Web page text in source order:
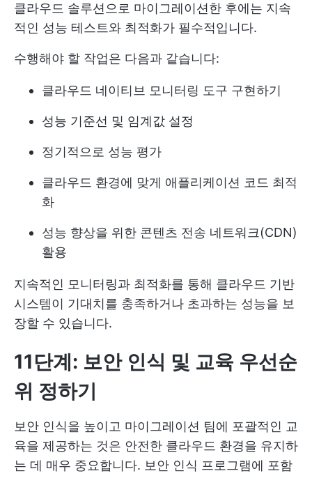
클라우드 솔루션으로 마이그레이션한 후에는 지속
적인 성능 테스트와 최적화가 필수적입니다.
수행해야 할 작업은 다음과 같습니다:
클라우드 네이티브 모니터링 도구 구현하기
성능 기준선 및 임계값 설정
정기적으로 성능 평가
클라우드 환경에 맞게 애플리케이션 코드 최적
화
성능 향상을 위한 콘텐츠 전송 네트워크(CDN)
활용
지속적인 모니터링과 최적화를 통해 클라우드 기반
시스템이 기대치를 충족하거나 초과하는 성능을 보
장할 수 있습니다.
11단계: 보안 인식 및 교육 우선순
위 정하기
보안 인식을 높이고 마이그레이션 팀에 포괄적인 교
육을 제공하는 것은 안전한 클라우드 환경을 유지하
는 데 매우 중요합니다. 보안 인식 프로그램에 포함